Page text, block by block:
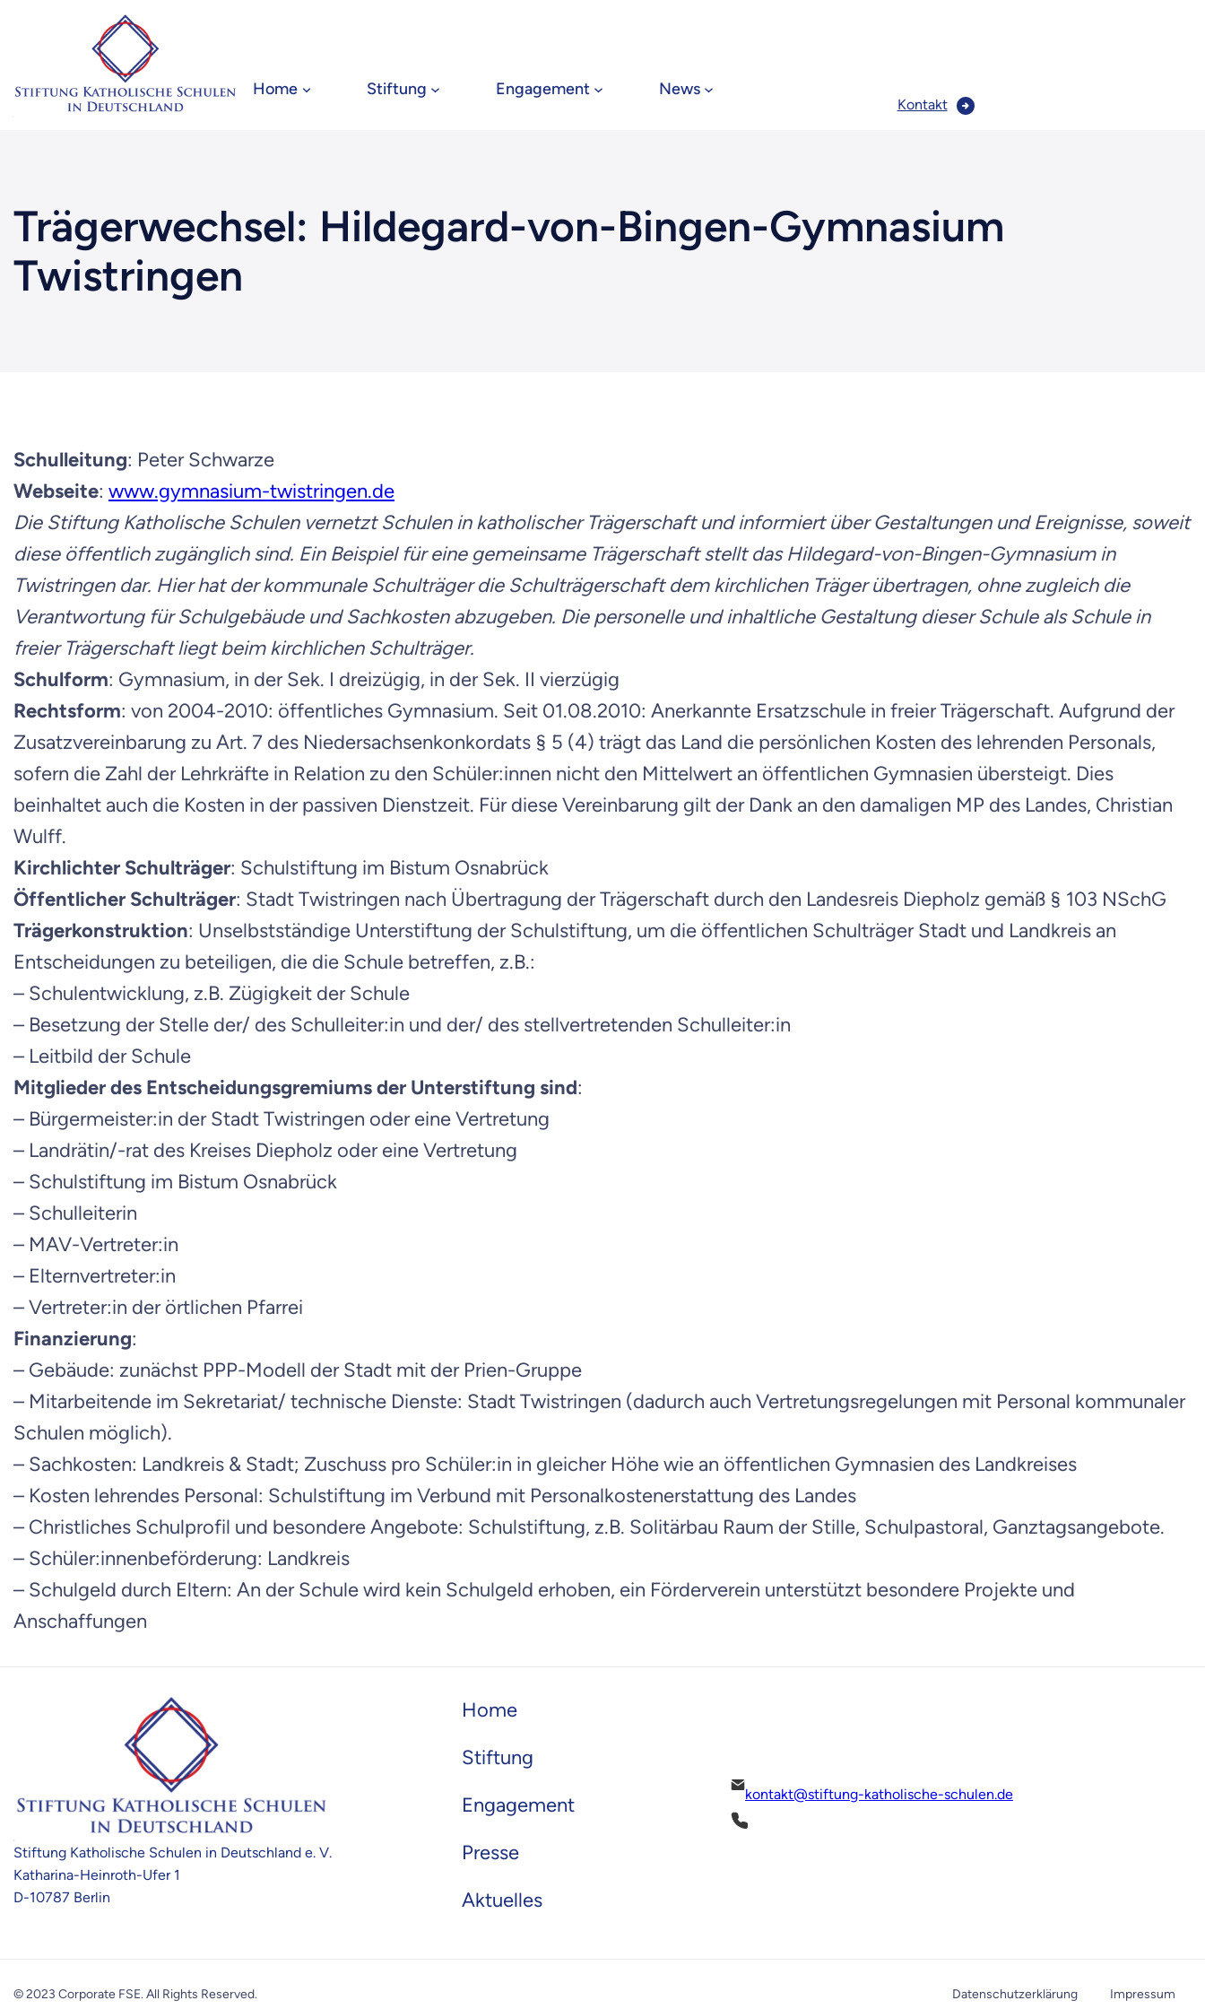
Home Stiftung Engagement News
Kontakt
Trägerwechsel: Hildegard-von-Bingen-Gymnasium
Twistringen
Schulleitung: Peter Schwarze
Webseite: www.gymnasium-twistringen.de
Die Stiftung Katholische Schulen vernetzt Schulen in katholischer Trägerschaft und informiert über Gestaltungen und Ereignisse, soweit
diese öffentlich zugänglich sind. Ein Beispiel für eine gemeinsame Trägerschaft stellt das Hildegard-von-Bingen-Gymnasium in
Twistringen dar. Hier hat der kommunale Schulträger die Schulträgerschaft dem kirchlichen Träger übertragen, ohne zugleich die
Verantwortung für Schulgebäude und Sachkosten abzugeben. Die personelle und inhaltliche Gestaltung dieser Schule als Schule in
freier Trägerschaft liegt beim kirchlichen Schulträger.
Schulform: Gymnasium, in der Sek. I dreizügig, in der Sek. II vierzügig
Rechtsform: von 2004-2010: öffentliches Gymnasium. Seit 01.08.2010: Anerkannte Ersatzschule in freier Trägerschaft. Aufgrund der
Zusatzvereinbarung zu Art. 7 des Niedersachsenkonkordats § 5 (4) trägt das Land die persönlichen Kosten des lehrenden Personals,
sofern die Zahl der Lehrkräfte in Relation zu den Schüler:innen nicht den Mittelwert an öffentlichen Gymnasien übersteigt. Dies
beinhaltet auch die Kosten in der passiven Dienstzeit. Für diese Vereinbarung gilt der Dank an den damaligen MP des Landes, Christian
Wulff.
Kirchlichter Schulträger: Schulstiftung im Bistum Osnabrück
Öffentlicher Schulträger: Stadt Twistringen nach Übertragung der Trägerschaft durch den Landesreis Diepholz gemäß § 103 NSchG
Trägerkonstruktion: Unselbstständige Unterstiftung der Schulstiftung, um die öffentlichen Schulträger Stadt und Landkreis an
Entscheidungen zu beteiligen, die die Schule betreffen, z.B.:
– Schulentwicklung, z.B. Zügigkeit der Schule
– Besetzung der Stelle der/ des Schulleiter:in und der/ des stellvertretenden Schulleiter:in
– Leitbild der Schule
Mitglieder des Entscheidungsgremiums der Unterstiftung sind:
– Bürgermeister:in der Stadt Twistringen oder eine Vertretung
– Landrätin/-rat des Kreises Diepholz oder eine Vertretung
– Schulstiftung im Bistum Osnabrück
– Schulleiterin
– MAV-Vertreter:in
– Elternvertreter:in
– Vertreter:in der örtlichen Pfarrei
Finanzierung:
– Gebäude: zunächst PPP-Modell der Stadt mit der Prien-Gruppe
– Mitarbeitende im Sekretariat/ technische Dienste: Stadt Twistringen (dadurch auch Vertretungsregelungen mit Personal kommunaler
Schulen möglich).
– Sachkosten: Landkreis & Stadt; Zuschuss pro Schüler:in in gleicher Höhe wie an öffentlichen Gymnasien des Landkreises
– Kosten lehrendes Personal: Schulstiftung im Verbund mit Personalkostenerstattung des Landes
– Christliches Schulprofil und besondere Angebote: Schulstiftung, z.B. Solitärbau Raum der Stille, Schulpastoral, Ganztagsangebote.
– Schüler:innenbeförderung: Landkreis
– Schulgeld durch Eltern: An der Schule wird kein Schulgeld erhoben, ein Förderverein unterstützt besondere Projekte und
Anschaffungen
Stiftung Katholische Schulen in Deutschland e. V.
Katharina-Heinroth-Ufer 1
D-10787 Berlin
Home
Stiftung
Engagement
Presse
Aktuelles
kontakt@stiftung-katholische-schulen.de
© 2023 Corporate FSE. All Rights Reserved. Datenschutzerklärung Impressum